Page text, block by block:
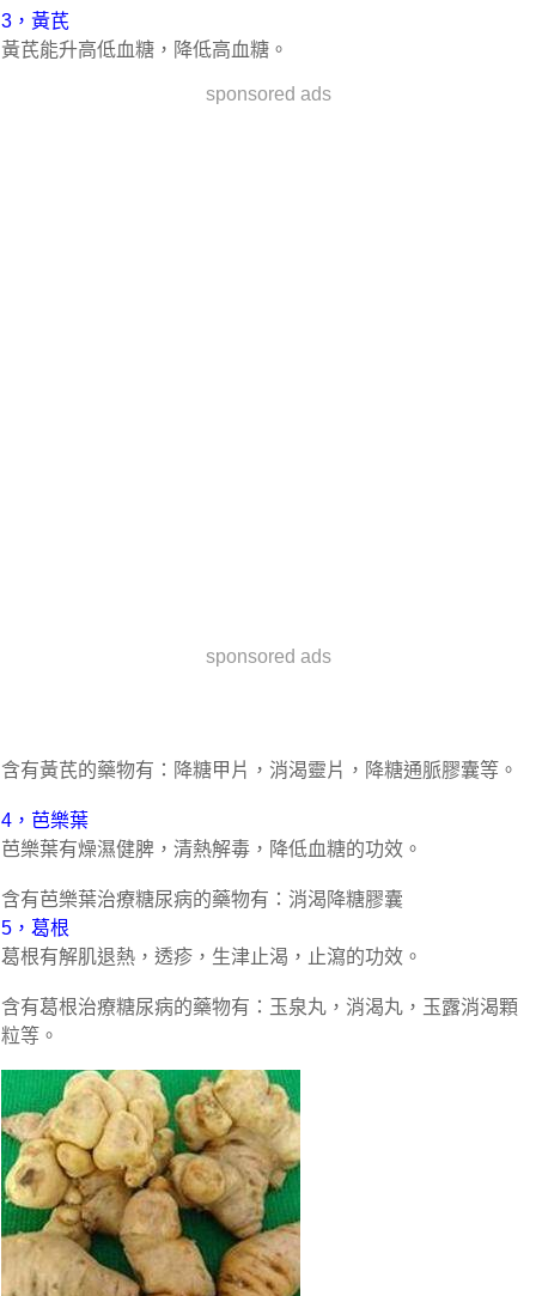
3，黃芪
黃芪能升高低血糖，降低高血糖。
sponsored ads
sponsored ads
含有黃芪的藥物有：降糖甲片，消渴靈片，降糖通脈膠囊等。
4，芭樂葉
芭樂葉有燥濕健脾，清熱解毒，降低血糖的功效。
含有芭樂葉治療糖尿病的藥物有：消渴降糖膠囊
5，葛根
葛根有解肌退熱，透疹，生津止渴，止瀉的功效。
含有葛根治療糖尿病的藥物有：玉泉丸，消渴丸，玉露消渴顆
粒等。